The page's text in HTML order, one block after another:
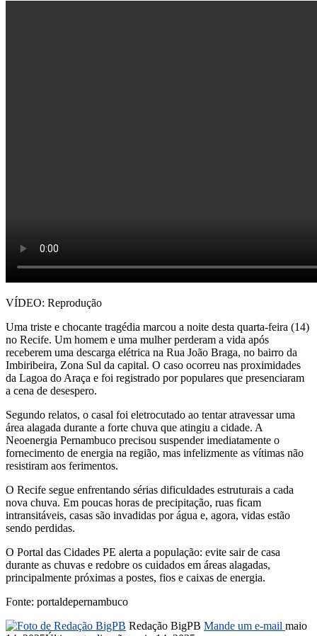
VÍDEO: Reprodução
Uma triste e chocante tragédia marcou a noite desta quarta-feira (14)
no Recife. Um homem e uma mulher perderam a vida após
receberem uma descarga elétrica na Rua João Braga, no bairro da
Imbiribeira, Zona Sul da capital. O caso ocorreu nas proximidades
da Lagoa do Araça e foi registrado por populares que presenciaram
a cena de desespero.
Segundo relatos, o casal foi eletrocutado ao tentar atravessar uma
área alagada durante a forte chuva que atingiu a cidade. A
Neoenergia Pernambuco precisou suspender imediatamente o
fornecimento de energia na região, mas infelizmente as vítimas não
resistiram aos ferimentos.
O Recife segue enfrentando sérias dificuldades estruturais a cada
nova chuva. Em poucas horas de precipitação, ruas ficam
intransitáveis, casas são invadidas por água e, agora, vidas estão
sendo perdidas.
O Portal das Cidades PE alerta a população: evite sair de casa
durante as chuvas e redobre os cuidados em áreas alagadas,
principalmente próximas a postes, fios e caixas de energia.
Fonte: portaldepernambuco
Redação BigPB Mande um e-mail maio